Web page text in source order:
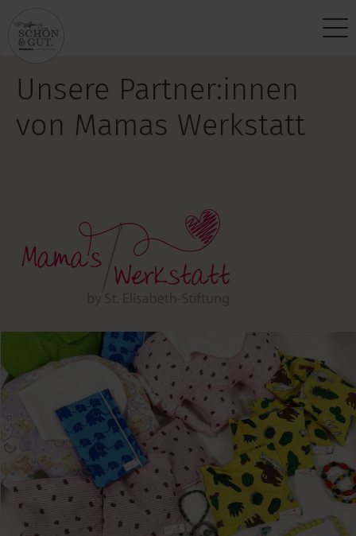
Unsere Partner:innen
von Mamas Werkstatt